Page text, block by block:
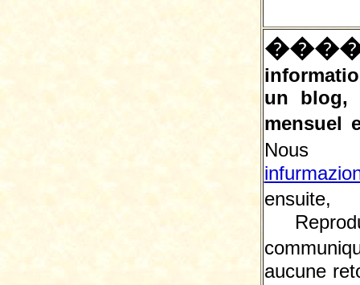
un blog,
mensuel
Nous
ensuite,
aucune